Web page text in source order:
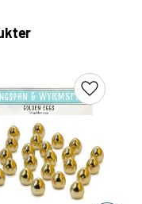
Lägg till